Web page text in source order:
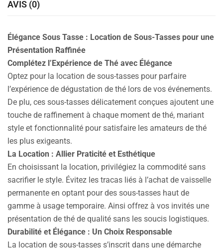
AVIS (0)
Élégance Sous Tasse : Location de Sous-Tasses pour une
Présentation Raffinée
Complétez l’Expérience de Thé avec Élégance
Optez pour la location de sous-tasses pour parfaire
l’expérience de dégustation de thé lors de vos événements.
De plu, ces sous-tasses délicatement conçues ajoutent une
touche de raffinement à chaque moment de thé, mariant
style et fonctionnalité pour satisfaire les amateurs de thé
les plus exigeants.
La Location : Allier Praticité et Esthétique
En choisissant la location, privilégiez la commodité sans
sacrifier le style. Évitez les tracas liés à l’achat de vaisselle
permanente en optant pour des sous-tasses haut de
gamme à usage temporaire. Ainsi offrez à vos invités une
présentation de thé de qualité sans les soucis logistiques.
Durabilité et Élégance : Un Choix Responsable
La location de sous-tasses s’inscrit dans une démarche